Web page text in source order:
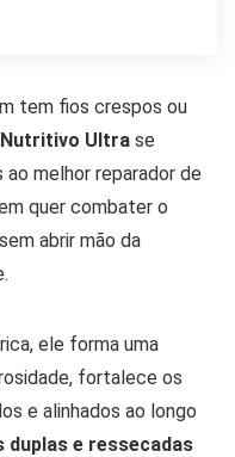
tem fios crespos ou
Nutritivo Ultra se
melhor reparador de
quer combater o
abrir mão da
ele forma uma
fortalece os
e alinhados ao longo
duplas e ressecadas